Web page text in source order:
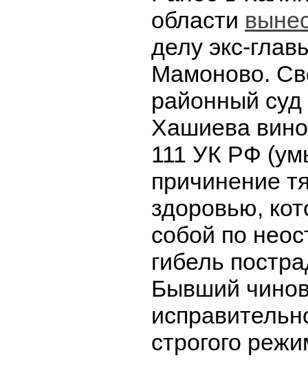
области
делу экс-
Мамоново.
районный
Хашиева
111 УК РФ
причинение
здоровью,
собой по
гибель
Бывший
строгого